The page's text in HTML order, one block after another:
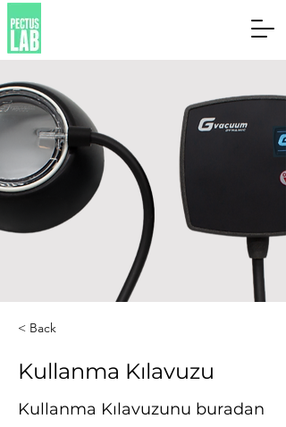
< Back
Kullanma Kılavuzu
Kullanma Kılavuzunu buradan